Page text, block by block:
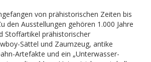
von prähistorischen Zeiten bis
den Ausstellungen gehören 1.000 Jahre
Stoffartikel prähistorischer
Sättel und Zaumzeug, antike
Artefakte und ein „Unterwasser-